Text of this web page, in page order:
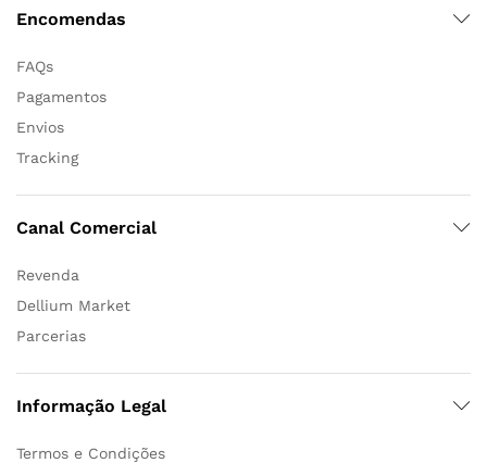
Encomendas
FAQs
Pagamentos
Envios
Tracking
Canal Comercial
Revenda
Dellium Market
Parcerias
Informação Legal
Termos e Condições